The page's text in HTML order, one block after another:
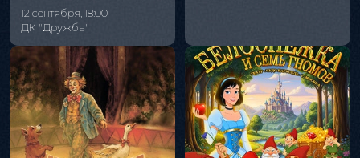
12 сентября, 18:00
ДК "Дружба"